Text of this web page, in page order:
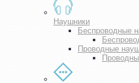
Наушники
Беспроводные
Проводные